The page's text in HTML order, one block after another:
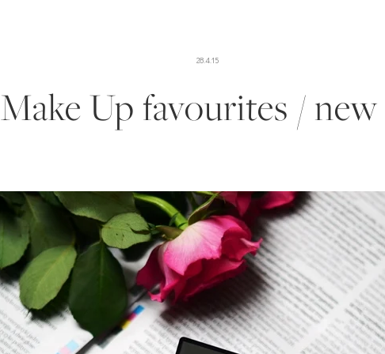
28.4.15
Make Up favourites /